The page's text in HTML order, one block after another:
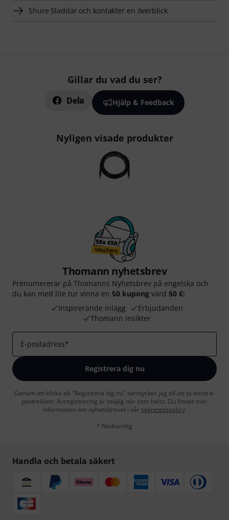
Shure Sladdar och kontakter en överblick
Gillar du vad du ser?
Dela Hjälp & Feedback
Nyligen visade produkter
Thomann nyhetsbrev
Prenumererar på Thomanns Nyhetsbrev på engelska och
du kan med lite tur vinna en 50 kupong värd 50 €!
Inspirerande inlägg
Erbjudanden
Thomann Insikter
E-postadress*
Registrera dig nu
Genom att klicka på "Registrera dig nu" samtycker jag till att ta emot e-
postreklam. Avregistrering är möjlig när som helst. Du finner mer
information om nyhetsbrevet i vår sekretesspolicy.
* Nödvändig
Handla och betala säkert